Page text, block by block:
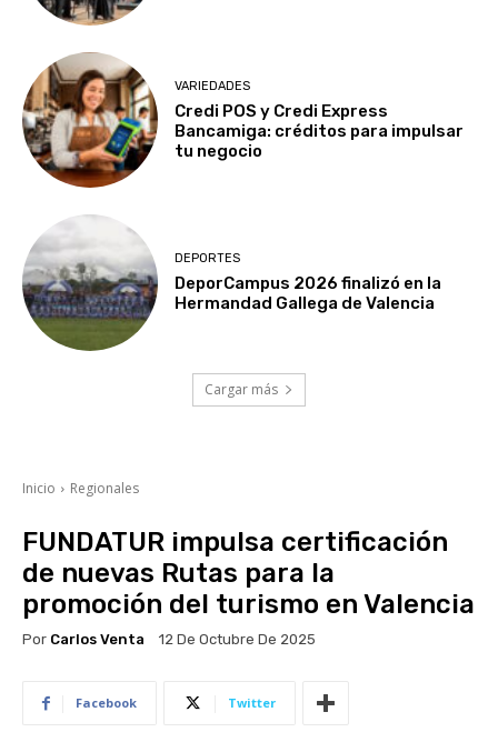
VARIEDADES
Credi POS y Credi Express
Bancamiga: créditos para impulsar
tu negocio
DEPORTES
DeporCampus 2026 finalizó en la
Hermandad Gallega de Valencia
Cargar más